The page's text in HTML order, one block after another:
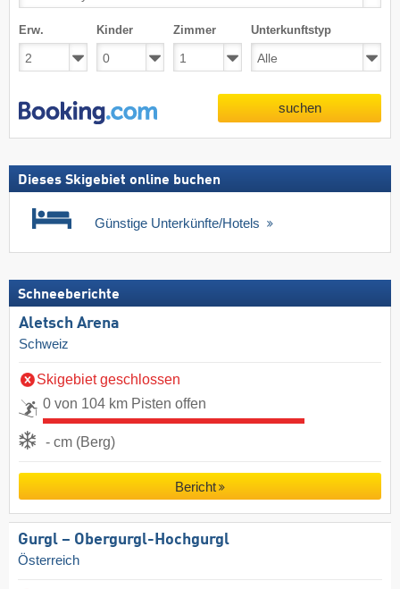
Erw. Kinder Zimmer Unterkunftstyp
suchen
Dieses Skigebiet online buchen
Günstige Unterkünfte/Hotels
Schneeberichte
Aletsch Arena
Schweiz
Skigebiet geschlossen
0 von 104 km Pisten offen
- cm (Berg)
Bericht
Gurgl – Obergurgl-Hochgurgl
Österreich